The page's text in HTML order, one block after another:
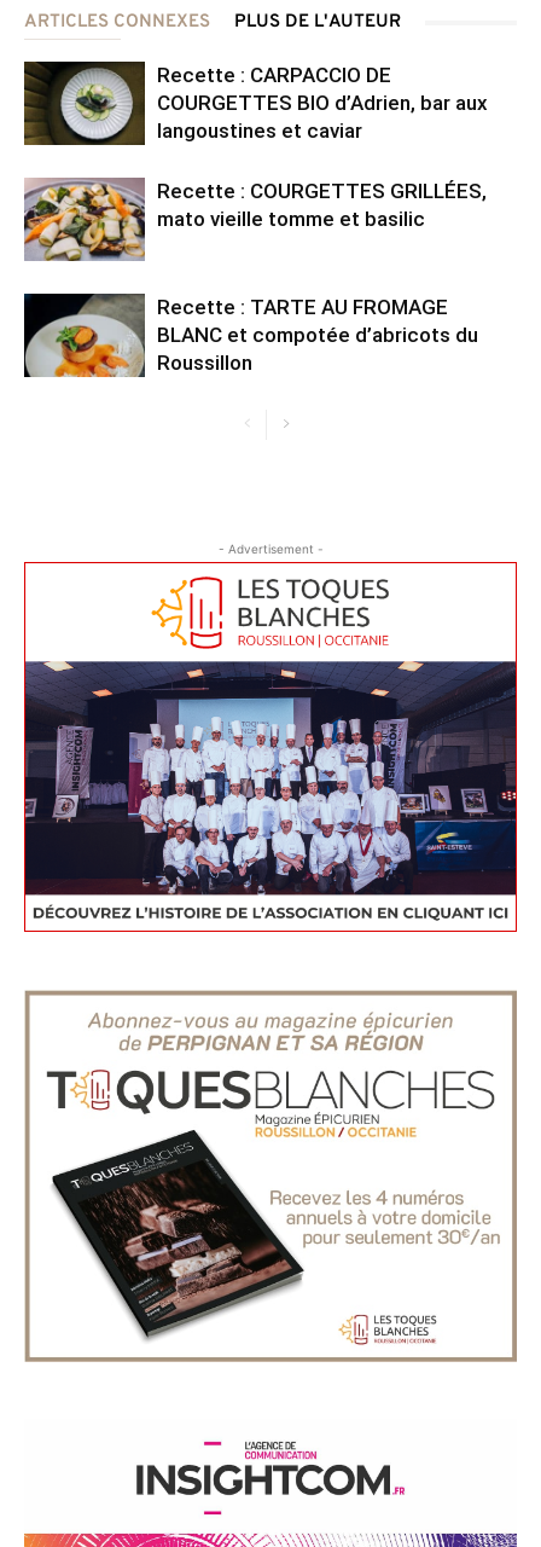
ARTICLES CONNEXES PLUS DE L'AUTEUR
Recette : CARPACCIO DE
COURGETTES BIO d’Adrien, bar aux
langoustines et caviar
Recette : COURGETTES GRILLÉES,
mato vieille tomme et basilic
Recette : TARTE AU FROMAGE
BLANC et compotée d’abricots du
Roussillon
- Advertisement -